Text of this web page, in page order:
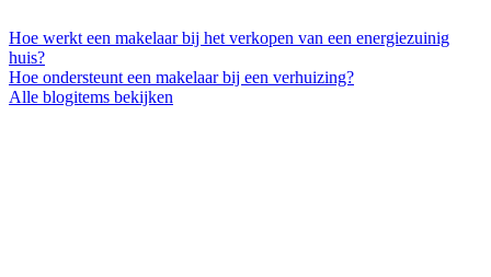
Hoe werkt een makelaar bij het verkopen van een energiezuinig
huis?
Hoe ondersteunt een makelaar bij een verhuizing?
Alle blogitems bekijken